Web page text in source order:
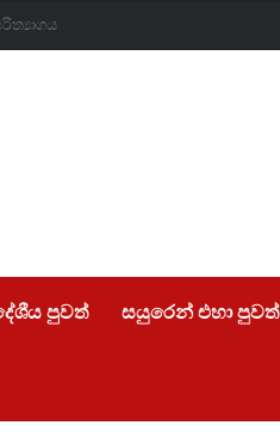
රටේ සැබෑ වීරයෝ….
පුවත් සයුරෙන් එහා පුවත්